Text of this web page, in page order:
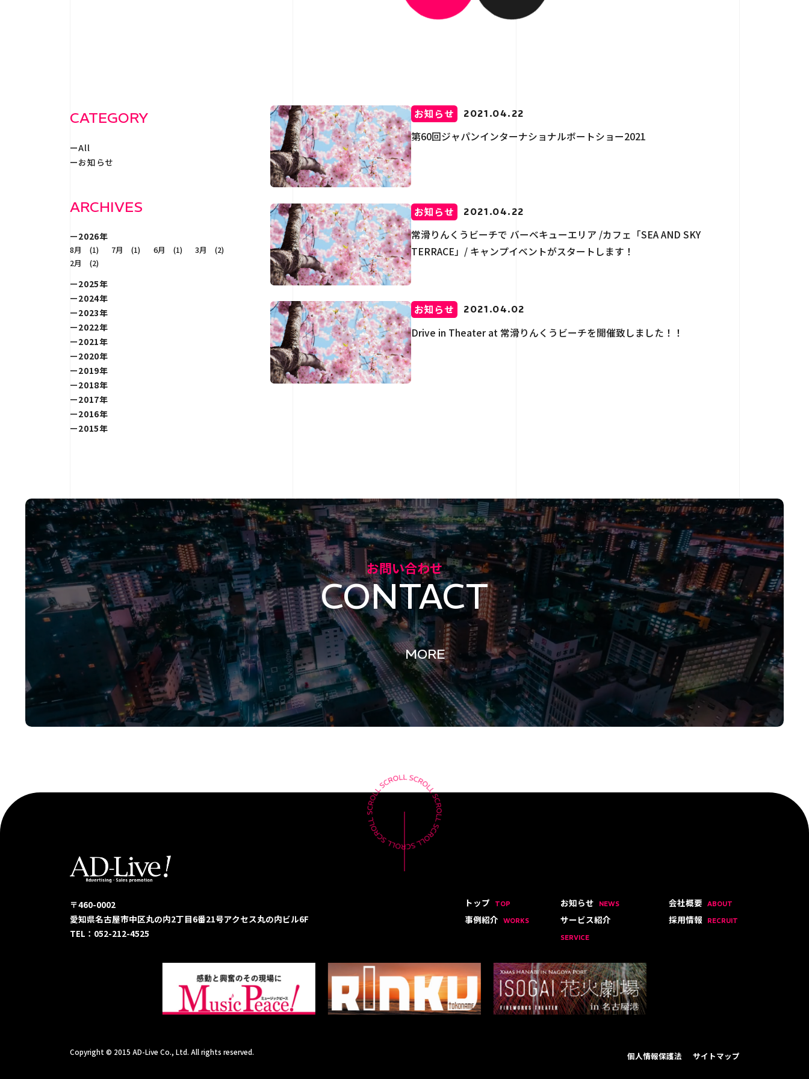
RECRUIT 採用情報
CONTACT お問い合わせ
お知らせ 2021.04.22
第60回ジャパンインターナショナルボートショー2021
お知らせ 2021.04.22
常滑りんくうビーチで バーベキューエリア /カフェ「SEA AND SKY
TERRACE」/ キャンプイベントがスタートします！
お知らせ 2021.04.02
Drive in Theater at 常滑りんくうビーチを開催致しました！！
CATEGORY
All
お知らせ
ARCHIVES
2026年
8月 (1) 7月 (1) 6月 (1)
3月 (2)
2月 (2)
2025年
2024年
2023年
2022年
2021年
2020年
2019年
2018年
2017年
2016年
2015年
お問い合わせ
CONTACT
MORE
トップ TOP お知らせ NEWS 会社概要 ABOUT
事例紹介 WORKS サービス紹介
SERVICE
採用情報 RECRUIT
個人情報保護法 サイトマップ
〒460-0002
愛知県名古屋市中区丸の内2丁目6番21号アクセス丸の内ビル6F
TEL：052-212-4525
Copyright © 2015 AD-Live Co., Ltd. All rights reserved.